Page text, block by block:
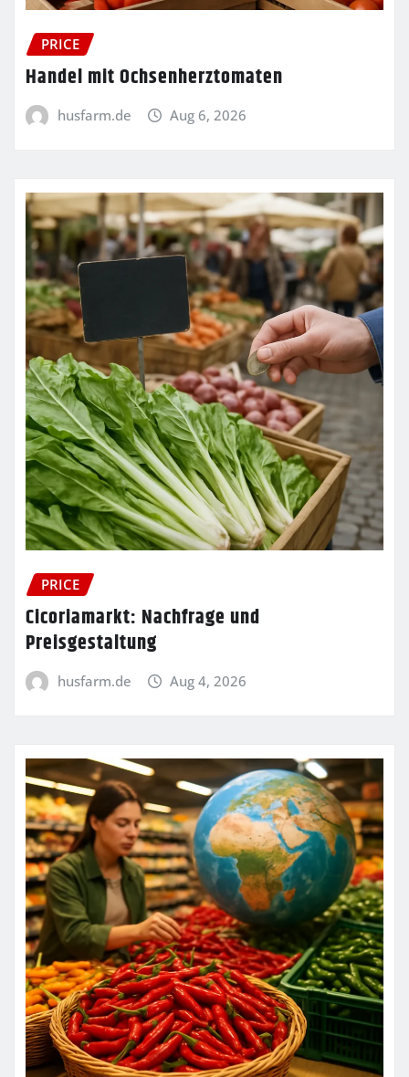
PRICE
Handel mit Ochsenherztomaten
husfarm.de Aug 6, 2026
PRICE
Cicoriamarkt: Nachfrage und
Preisgestaltung
husfarm.de Aug 4, 2026